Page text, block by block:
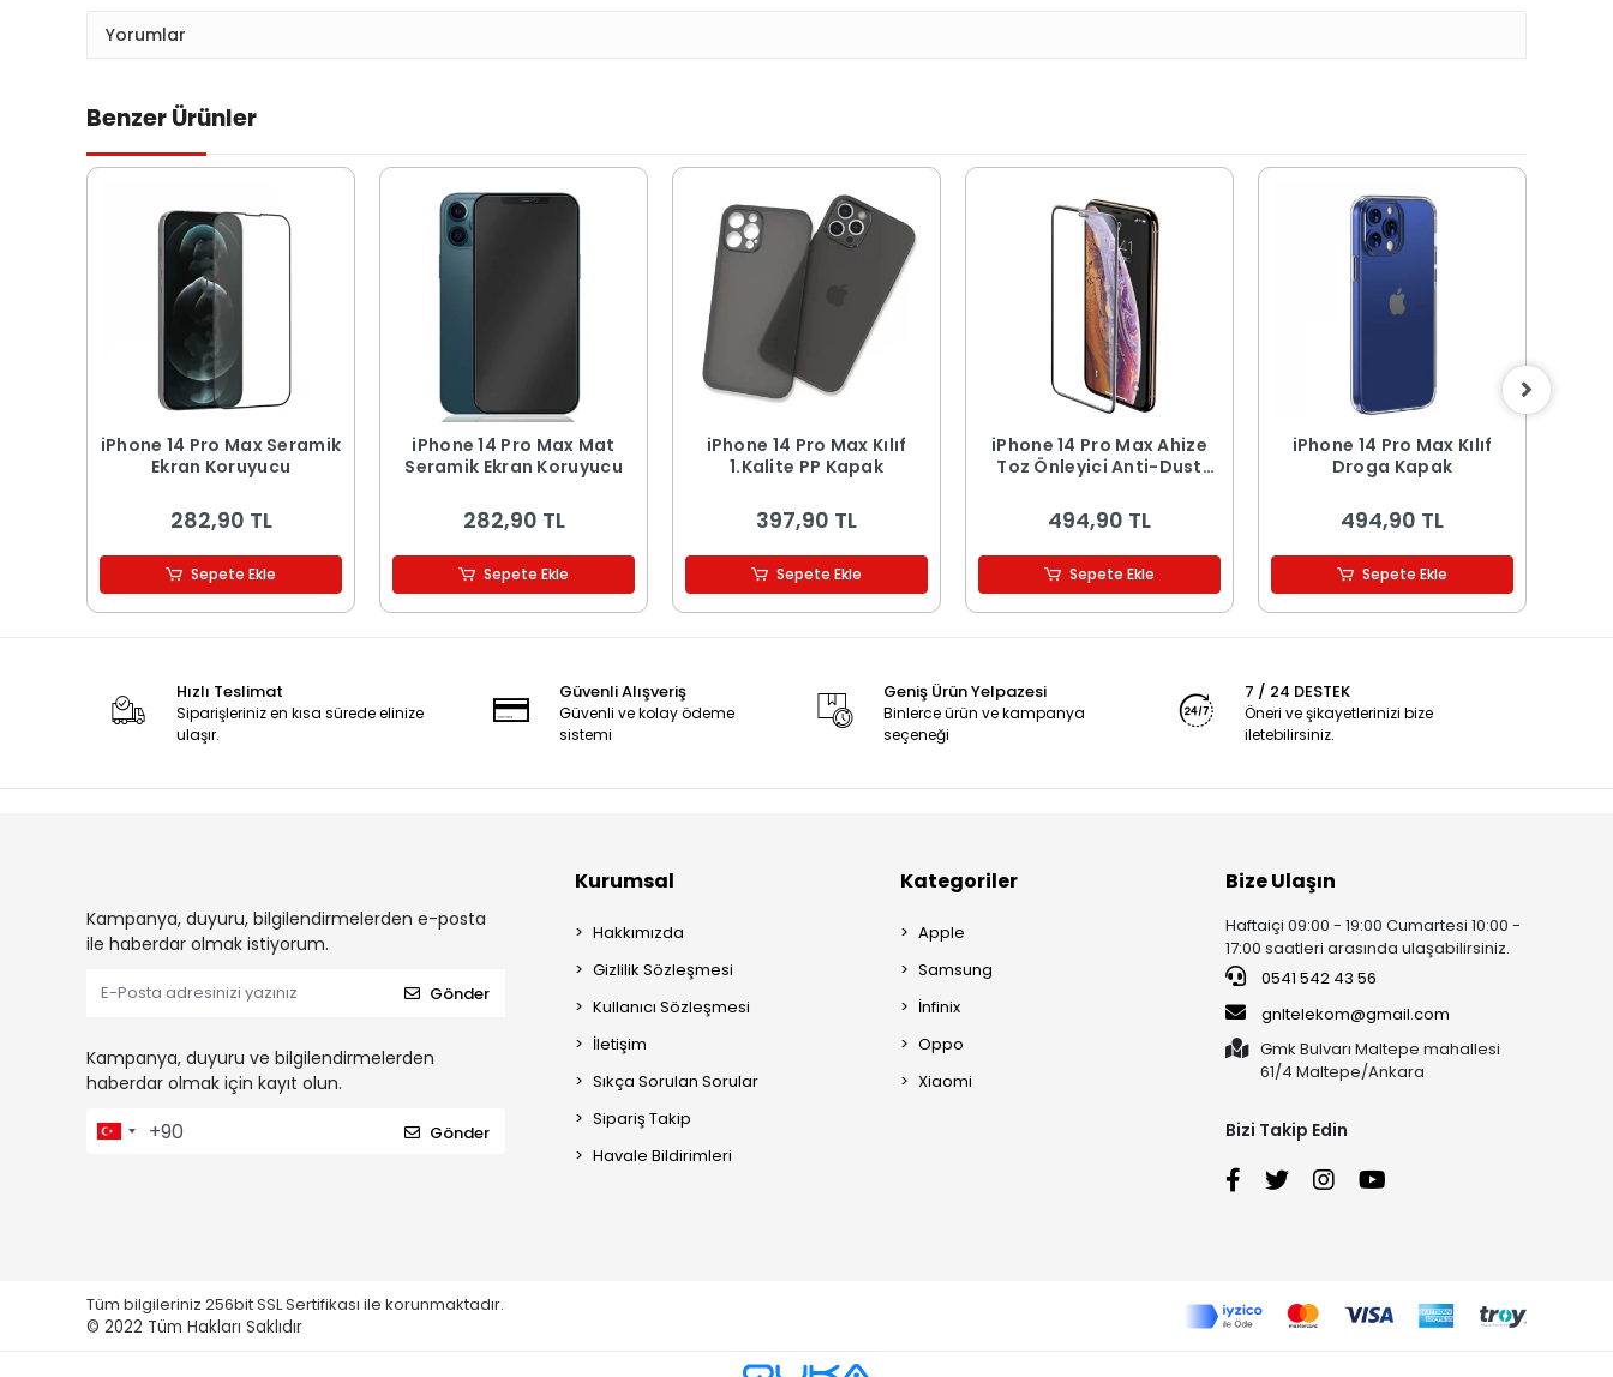
Yorumlar
Benzer Ürünler
iPhone 14 Pro Max Seramik
Ekran Koruyucu
282,90 TL
Sepete Ekle
iPhone 14 Pro Max Mat
Seramik Ekran Koruyucu
282,90 TL
Sepete Ekle
iPhone 14 Pro Max Kılıf
1.Kalite PP Kapak
397,90 TL
Sepete Ekle
iPhone 14 Pro Max Ahize
Toz Önleyici Anti-Dust
494,90 TL
Sepete Ekle
iPhone 14 Pro Max Kılıf
Droga Kapak
494,90 TL
Sepete Ekle
Hızlı Teslimat
Siparişleriniz en kısa sürede elinize
ulaşır.
Güvenli Alışveriş
Güvenli ve kolay ödeme
sistemi
Geniş Ürün Yelpazesi
Binlerce ürün ve kampanya
seçeneği
7 / 24 DESTEK
Öneri ve şikayetlerinizi bize
iletebilirsiniz.
Kampanya, duyuru, bilgilendirmelerden e-posta
ile haberdar olmak istiyorum.
Gönder
Kampanya, duyuru ve bilgilendirmelerden
haberdar olmak için kayıt olun.
Gönder
Kurumsal
Hakkımızda
Gizlilik Sözleşmesi
Kullanıcı Sözleşmesi
İletişim
Sıkça Sorulan Sorular
Sipariş Takip
Havale Bildirimleri
Kategoriler
Apple
Samsung
İnfinix
Oppo
Xiaomi
Bize Ulaşın
Haftaiçi 09:00 - 19:00 Cumartesi 10:00 -
17:00 saatleri arasında ulaşabilirsiniz.
0541 542 43 56
gnltelekom@gmail.com
Gmk Bulvarı Maltepe mahallesi
61/4 Maltepe/Ankara
Bizi Takip Edin
Tüm bilgileriniz 256bit SSL Sertifikası ile korunmaktadır.
© 2022 Tüm Hakları Saklıdır